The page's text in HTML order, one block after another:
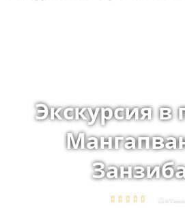
Экскурсия
(3